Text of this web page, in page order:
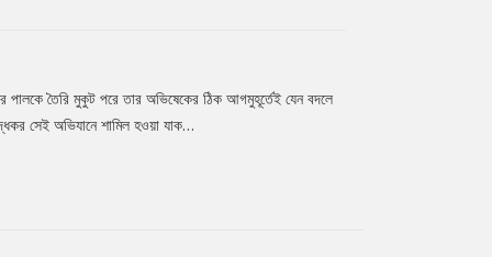
পালকে তৈরি মুকুট পরে তার অভিষেকের ঠিক আগমুহূর্তেই যেন বদলে
সেই অভিযানে শামিল হওয়া যাক…